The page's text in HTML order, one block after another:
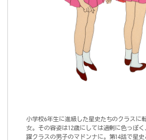
小学校6年生に進級した星史たちのクラスに
女。その容姿は12歳にしては過剰に色っぽ
躍クラスの男子のマドンナに。第14話で星